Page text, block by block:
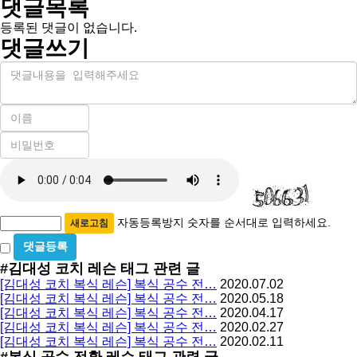
댓글목록
등록된 댓글이 없습니다.
댓글쓰기
내
이
필
수
비
밀
방
지
새로고침 자동등록방지 숫자를 순서대로 입력하세요.
비
밀
글
사
용
#김대성 코치 레슨 태그 관련 글
[김대성 코치 복식 레슨] 복식 공수 전… 2020.07.02
[김대성 코치 복식 레슨] 복식 공수 전… 2020.05.18
[김대성 코치 복식 레슨] 복식 공수 전… 2020.04.17
[김대성 코치 복식 레슨] 복식 공수 전… 2020.02.27
[김대성 코치 복식 레슨] 복식 공수 전… 2020.02.11